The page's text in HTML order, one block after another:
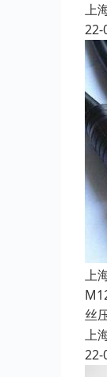
上
22-
上
丝
上
22-